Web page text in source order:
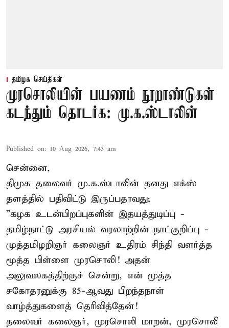
தமிழக செய்திகள்
முரசொலியின் பயணம் நூறாண்டுகள்
கடந்தும் தொடர்க: மு.க.ஸ்டாலின்
Published on: 10 Aug 2026, 7:43 am
சென்னை,
திமுக தலைவர் மு.க.ஸ்டாலின் தனது எக்ஸ்
தளத்தில் பதிவிட்டு இருப்பதாவது;
”கழக உடன்பிறப்புகளின் இதயத்துடிப்பு -
தமிழ்நாட்டு அரசியல் வரலாற்றின் நாட்குறிப்பு -
முத்தமிழறிஞர் கலைஞர் உதிரம் சிந்தி வளர்த்த
மூத்த பிள்ளை முரசொலி! அதன்
அலுவலகத்திற்குச் சென்று, என் மூத்த
சகோதரனுக்கு 85-ஆவது பிறந்தநாள்
வாழ்த்துகளைத் தெரிவித்தேன்!
தலைவர் கலைஞர், முரசொலி மாறன், முரசொலி